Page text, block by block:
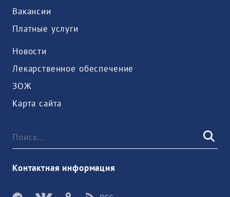
Вакансии
Платные услуги
Новости
Лекарственное обеспечение
ЗОЖ
Карта сайта
Контактная информация